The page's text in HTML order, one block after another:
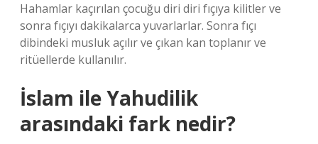
Hahamlar kaçırılan çocuğu diri diri fıçıya kilitler ve
sonra fıçıyı dakikalarca yuvarlarlar. Sonra fıçı
dibindeki musluk açılır ve çıkan kan toplanır ve
ritüellerde kullanılır.
İslam ile Yahudilik
arasındaki fark nedir?